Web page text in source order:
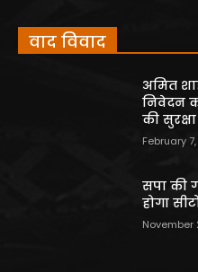
वाद विवाद
अमित
निवेदन
की
February
सपा की
होगा
November